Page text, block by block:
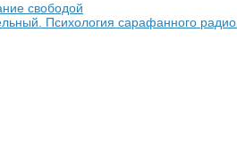
свободой
Психология сарафанного радио.